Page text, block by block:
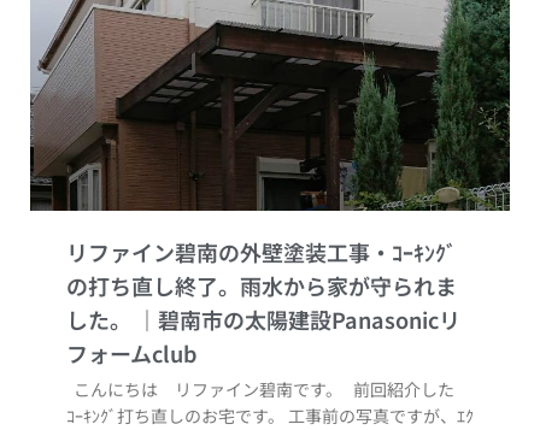
リファイン碧南の外壁塗装工事・ｺｰｷﾝｸﾞ
の打ち直し終了。雨水から家が守られま
した。
こんにちは リファイン碧南です。 前回紹介した
ｺｰｷﾝｸﾞ打ち直しのお宅です。 工事前の写真ですが、ｴｸ